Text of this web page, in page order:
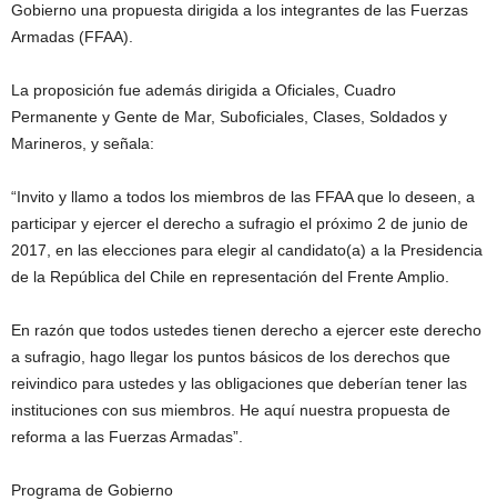
Gobierno una propuesta dirigida a los integrantes de las Fuerzas
Armadas (FFAA).
La proposición fue además dirigida a Oficiales, Cuadro
Permanente y Gente de Mar, Suboficiales, Clases, Soldados y
Marineros, y señala:
“Invito y llamo a todos los miembros de las FFAA que lo deseen, a
participar y ejercer el derecho a sufragio el próximo 2 de junio de
2017, en las elecciones para elegir al candidato(a) a la Presidencia
de la República del Chile en representación del Frente Amplio.
En razón que todos ustedes tienen derecho a ejercer este derecho
a sufragio, hago llegar los puntos básicos de los derechos que
reivindico para ustedes y las obligaciones que deberían tener las
instituciones con sus miembros. He aquí nuestra propuesta de
reforma a las Fuerzas Armadas”.
Programa de Gobierno